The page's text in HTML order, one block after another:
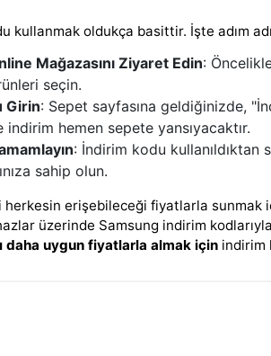
kullanmak oldukça basittir. İşte adım
Mağazasını Ziyaret Edin:
seçin.
Girin: Sepet sayfasına geldiğinizde,
hemen sepete yansıyacaktır.
: İndirim kodu kullanıldıktan
sahip olun.
erişebileceği fiyatlarla sunmak
üzerinde Samsung indirim
daha uygun fiyatlarla almak için indirim